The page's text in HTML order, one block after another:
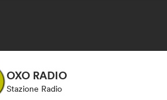
OXO RADIO
Stazione Radio